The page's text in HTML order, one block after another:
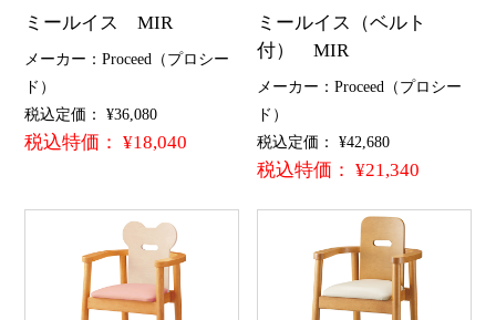
ミールイス MIR
メーカー：Proceed（プロシー
ド）
税込定価： ¥36,080
税込特価： ¥18,040
ミールイス（ベルト
付） MIR
メーカー：Proceed（プロシー
ド）
税込定価： ¥42,680
税込特価： ¥21,340